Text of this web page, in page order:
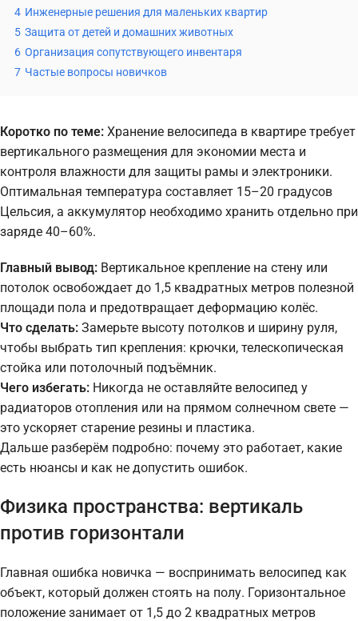
4 Инженерные решения для маленьких квартир
5 Защита от детей и домашних животных
6 Организация сопутствующего инвентаря
7 Частые вопросы новичков
Коротко по теме: Хранение велосипеда в квартире требует
вертикального размещения для экономии места и
контроля влажности для защиты рамы и электроники.
Оптимальная температура составляет 15–20 градусов
Цельсия, а аккумулятор необходимо хранить отдельно при
заряде 40–60%.
Главный вывод: Вертикальное крепление на стену или
потолок освобождает до 1,5 квадратных метров полезной
площади пола и предотвращает деформацию колёс.
Что сделать: Замерьте высоту потолков и ширину руля,
чтобы выбрать тип крепления: крючки, телескопическая
стойка или потолочный подъёмник.
Чего избегать: Никогда не оставляйте велосипед у
радиаторов отопления или на прямом солнечном свете —
это ускоряет старение резины и пластика.
Дальше разберём подробно: почему это работает, какие
есть нюансы и как не допустить ошибок.
Физика пространства: вертикаль
против горизонтали
Главная ошибка новичка — воспринимать велосипед как
объект, который должен стоять на полу. Горизонтальное
положение занимает от 1,5 до 2 квадратных метров